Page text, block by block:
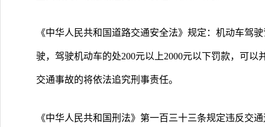
《中华人民共和国道路交通安全法》规定：机动车驾
驶，驾驶机动车的处200元以上2000元以下罚款，可
交通事故的将依法追究刑事责任。
《中华人民共和国刑法》第一百三十三条规定违反交